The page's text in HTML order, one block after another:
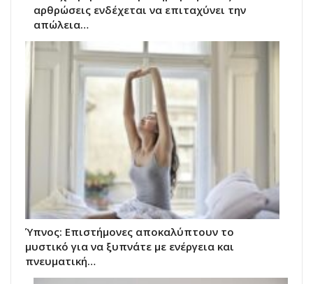
αρθρώσεις ενδέχεται να επιταχύνει την
απώλεια…
Ύπνος: Επιστήμονες αποκαλύπτουν το
μυστικό για να ξυπνάτε με ενέργεια και
πνευματική…